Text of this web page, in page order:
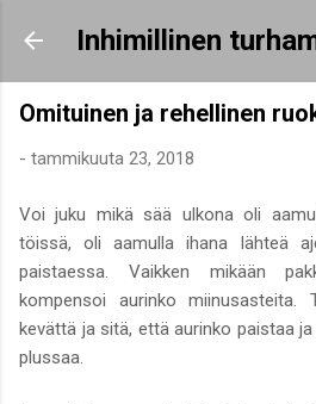
Siirry
Inhimillinen
Omituinen ja rehellinen
- tammikuuta 23, 2018
Voi juku mikä sää ulkona oli
töissä, oli aamulla ihana lähteä
paistaessa. Vaikken mikään
kompensoi aurinko
kevättä ja sitä, että aurinko paistaa
plussaa.